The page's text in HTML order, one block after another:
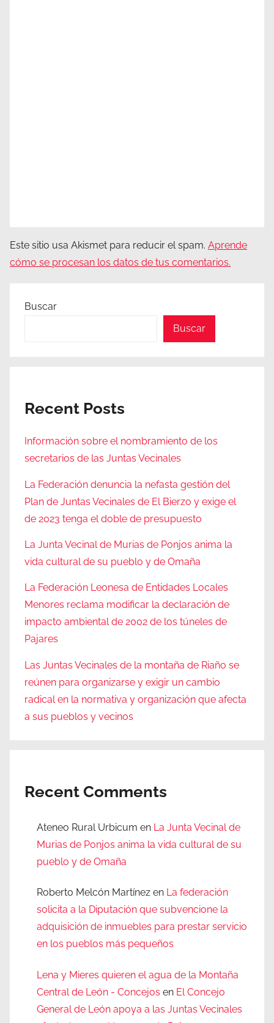
Este sitio usa Akismet para reducir el spam. Aprende
cómo se procesan los datos de tus comentarios.
Buscar
Buscar
Recent Posts
Información sobre el nombramiento de los
secretarios de las Juntas Vecinales
La Federación denuncia la nefasta gestión del
Plan de Juntas Vecinales de El Bierzo y exige el
de 2023 tenga el doble de presupuesto
La Junta Vecinal de Murias de Ponjos anima la
vida cultural de su pueblo y de Omaña
La Federación Leonesa de Entidades Locales
Menores reclama modificar la declaración de
impacto ambiental de 2002 de los túneles de
Pajares
Las Juntas Vecinales de la montaña de Riaño se
reúnen para organizarse y exigir un cambio
radical en la normativa y organización que afecta
a sus pueblos y vecinos
Recent Comments
Ateneo Rural Urbicum en La Junta Vecinal de
Murias de Ponjos anima la vida cultural de su
pueblo y de Omaña
Roberto Melcón Martínez en La federación
solicita a la Diputación que subvencione la
adquisición de inmuebles para prestar servicio
en los pueblos más pequeños
Lena y Mieres quieren el agua de la Montaña
Central de León - Concejos en El Concejo
General de León apoya a las Juntas Vecinales